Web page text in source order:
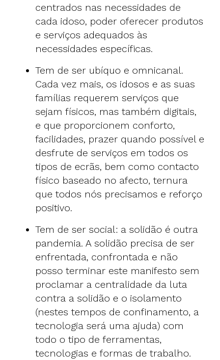
centrados nas necessidades de
cada idoso, poder oferecer produtos
e serviços adequados às
necessidades específicas.
Tem de ser ubíquo e omnicanal.
Cada vez mais, os idosos e as suas
famílias requerem serviços que
sejam físicos, mas também digitais,
e que proporcionem conforto,
facilidades, prazer quando possível e
desfrute de serviços em todos os
tipos de ecrãs, bem como contacto
físico baseado no afecto, ternura
que todos nós precisamos e reforço
positivo.
Tem de ser social: a solidão é outra
pandemia. A solidão precisa de ser
enfrentada, confrontada e não
posso terminar este manifesto sem
proclamar a centralidade da luta
contra a solidão e o isolamento
(nestes tempos de confinamento, a
tecnologia será uma ajuda) com
todo o tipo de ferramentas,
tecnologias e formas de trabalho.